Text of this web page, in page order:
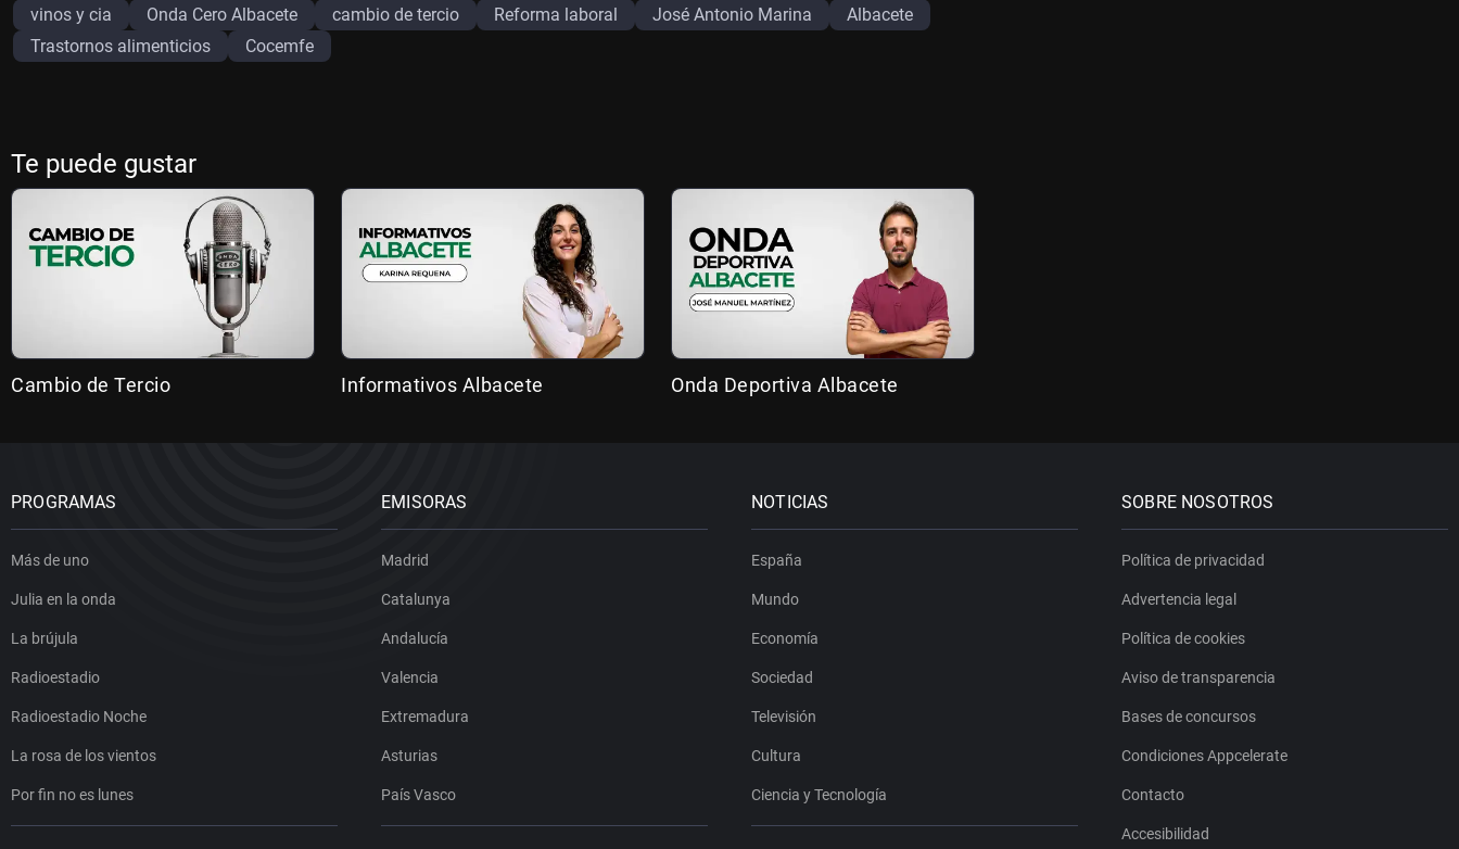
vinos y cia Onda Cero Albacete cambio de tercio Reforma laboral José Antonio Marina
Albacete
Trastornos alimenticios
Cocemfe
Te puede gustar
Cambio de Tercio Informativos Albacete Onda Deportiva Albacete
PROGRAMAS
Más de uno
Julia en la onda
La brújula
Radioestadio
Radioestadio Noche
La rosa de los vientos
Por fin no es lunes
EMISORAS
Madrid
Catalunya
Andalucía
Valencia
Extremadura
Asturias
País Vasco
NOTICIAS
España
Mundo
Economía
Sociedad
Televisión
Cultura
Ciencia y Tecnología
SOBRE NOSOTROS
Política de privacidad
Advertencia legal
Política de cookies
Aviso de transparencia
Bases de concursos
Condiciones Appcelerate
Contacto
Accesibilidad